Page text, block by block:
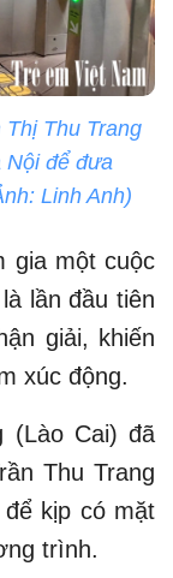
Thu Trang
Nội để đưa
Linh Anh)
gia một cuộc
lần đầu tiên
giải, khiến
xúc động.
(Lào Cai) đã
Thu Trang
kịp có mặt
trình.